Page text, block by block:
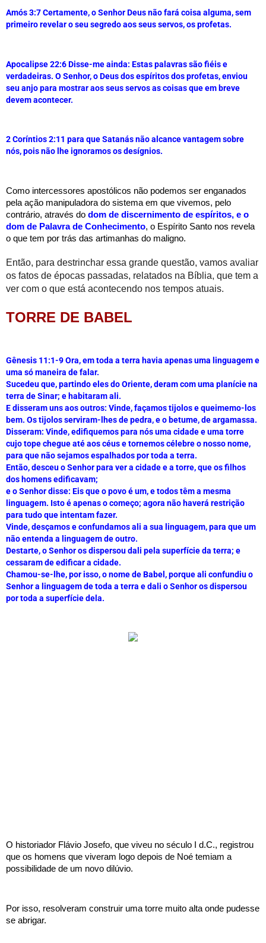
Amós 3:7 Certamente, o Senhor Deus não fará coisa alguma, sem
primeiro revelar o seu segredo aos seus servos, os profetas.
Apocalipse 22:6 Disse-me ainda: Estas palavras são fiéis e
verdadeiras. O Senhor, o Deus dos espíritos dos profetas, enviou
seu anjo para mostrar aos seus servos as coisas que em breve
devem acontecer.
2 Coríntios 2:11 para que Satanás não alcance vantagem sobre
nós, pois não lhe ignoramos os desígnios.
Como intercessores apostólicos não podemos ser enganados
pela ação manipuladora do sistema em que vivemos, pelo
contrário, através do dom de discernimento de espíritos, e o
dom de Palavra de Conhecimento, o Espírito Santo nos revela
o que tem por trás das artimanhas do maligno.
Então, para destrinchar essa grande questão, vamos avaliar
os fatos de épocas passadas, relatados na Bíblia, que tem a
ver com o que está acontecendo nos tempos atuais.
TORRE DE BABEL
Gênesis 11:1-9 Ora, em toda a terra havia apenas uma linguagem e
uma só maneira de falar.
Sucedeu que, partindo eles do Oriente, deram com uma planície na
terra de Sinar; e habitaram ali.
E disseram uns aos outros: Vinde, façamos tijolos e queimemo-los
bem. Os tijolos serviram-lhes de pedra, e o betume, de argamassa.
Disseram: Vinde, edifiquemos para nós uma cidade e uma torre
cujo tope chegue até aos céus e tornemos célebre o nosso nome,
para que não sejamos espalhados por toda a terra.
Então, desceu o Senhor para ver a cidade e a torre, que os filhos
dos homens edificavam;
e o Senhor disse: Eis que o povo é um, e todos têm a mesma
linguagem. Isto é apenas o começo; agora não haverá restrição
para tudo que intentam fazer.
Vinde, desçamos e confundamos ali a sua linguagem, para que um
não entenda a linguagem de outro.
Destarte, o Senhor os dispersou dali pela superfície da terra; e
cessaram de edificar a cidade.
Chamou-se-lhe, por isso, o nome de Babel, porque ali confundiu o
Senhor a linguagem de toda a terra e dali o Senhor os dispersou
por toda a superfície dela.
O historiador Flávio Josefo, que viveu no século I d.C., registrou
que os homens que viveram logo depois de Noé temiam a
possibilidade de um novo dilúvio.
Por isso, resolveram construir uma torre muito alta onde pudesse
se abrigar.